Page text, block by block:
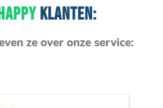
KLANTEN:
ze over onze service: